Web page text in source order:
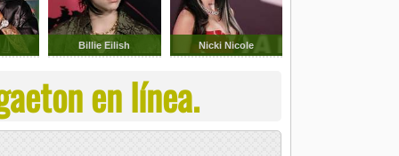
Billie Eilish Nicki Nicole
en línea.